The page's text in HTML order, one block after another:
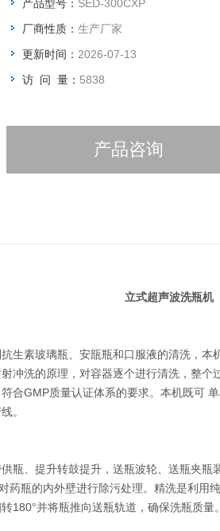
产品型号： SED-300CXP
厂商性质： 生产厂家
更新时间： 2026-07-13
访 问 量： 5838
产品咨询
立式超声波洗瓶机
生素玻璃瓶、安瓿瓶和口服液的清洗，
冲洗的原理，对容器逐个进行清洗，整
合GMP质量认证体系的要求。本机既可
。
瓶、提升转鼓提升，送瓶波轮、送瓶夹
药瓶的内外壁进行除污处理。精洗是利用
180°并将瓶推向送瓶轨道，确保洗瓶质量。